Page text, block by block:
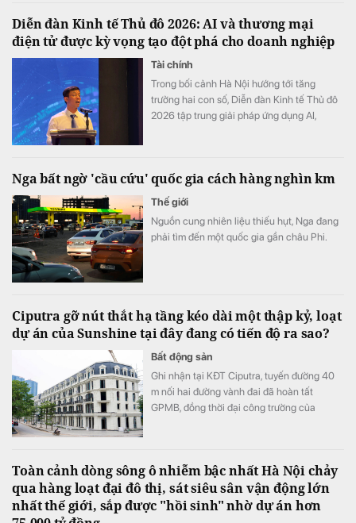
Diễn đàn Kinh tế Thủ đô 2026: AI và thương mại
điện tử được kỳ vọng tạo đột phá cho doanh nghiệp
Tài chính
Trong bối cảnh Hà Nội hướng tới tăng
trưởng hai con số, Diễn đàn Kinh tế Thủ đô
2026 tập trung giải pháp ứng dụng AI,
Nga bất ngờ 'cầu cứu' quốc gia cách hàng nghìn km
Thế giới
Nguồn cung nhiên liệu thiếu hụt, Nga đang
phải tìm đến một quốc gia gần châu Phi.
Ciputra gỡ nút thắt hạ tầng kéo dài một thập kỷ, loạt
dự án của Sunshine tại đây đang có tiến độ ra sao?
Bất động sản
Ghi nhận tại KĐT Ciputra, tuyến đường 40
m nối hai đường vành đai đã hoàn tất
GPMB, đồng thời đại công trường của
Tay Ho với hàng trăm dinh thự, shop villas đã
sẵn sàng bàn giao với sổ đỏ từng căn.
Toàn cảnh dòng sông ô nhiễm bậc nhất Hà Nội chảy
qua hàng loạt đại đô thị, sát siêu sân vận động lớn
nhất thế giới, sắp được "hồi sinh" nhờ dự án hơn